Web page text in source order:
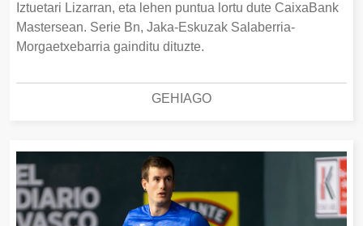
Iztuetari Lizarran, eta lehen puntua lortu dute CaixaBank
Mastersean. Serie Bn, Jaka-Eskuzak Salaberria-
Morgaetxebarria gainditu dituzte.
GEHIAGO